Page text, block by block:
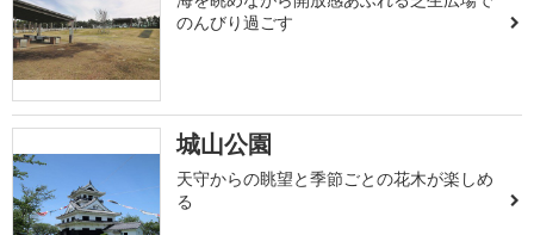
のんびり過ごす
城山公園
天守からの眺望と季節ごとの花木が楽しめ
る